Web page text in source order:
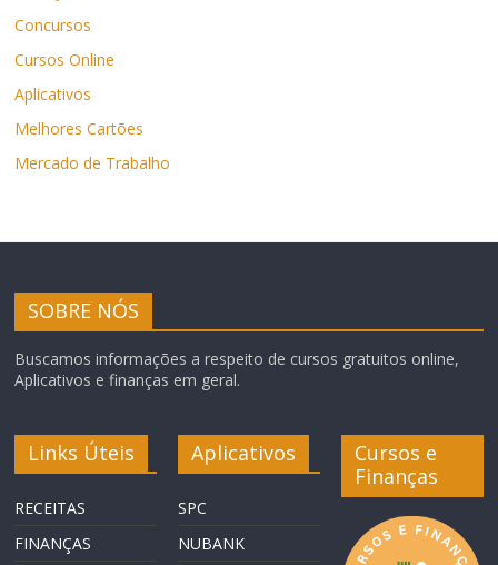
Concursos
Cursos Online
Aplicativos
Melhores Cartões
Mercado de Trabalho
SOBRE NÓS
Buscamos informações a respeito de cursos gratuitos online,
Aplicativos e finanças em geral.
Links Úteis
RECEITAS
FINANÇAS
Aplicativos
SPC
NUBANK
Cursos e
Finanças